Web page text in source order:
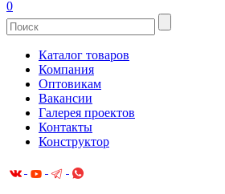
0
Каталог товаров
Компания
Оптовикам
Вакансии
Галерея проектов
Контакты
Конструктор